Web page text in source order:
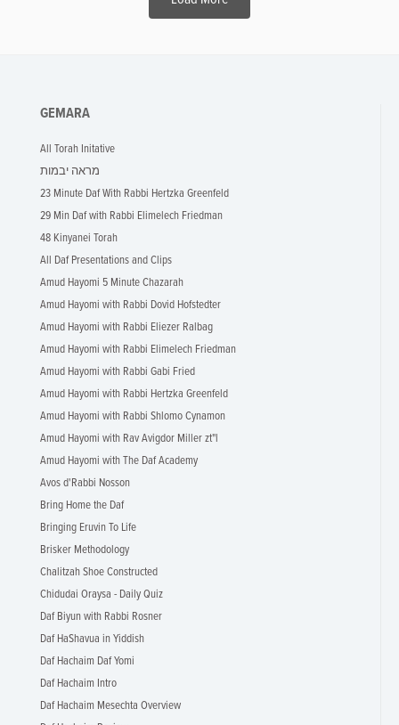
GEMARA
All Torah Initative
מראה יבמות
23 Minute Daf With Rabbi Hertzka Greenfeld
29 Min Daf with Rabbi Elimelech Friedman
48 Kinyanei Torah
All Daf Presentations and Clips
Amud Hayomi 5 Minute Chazarah
Amud Hayomi with Rabbi Dovid Hofstedter
Amud Hayomi with Rabbi Eliezer Ralbag
Amud Hayomi with Rabbi Elimelech Friedman
Amud Hayomi with Rabbi Gabi Fried
Amud Hayomi with Rabbi Hertzka Greenfeld
Amud Hayomi with Rabbi Shlomo Cynamon
Amud Hayomi with Rav Avigdor Miller zt"l
Amud Hayomi with The Daf Academy
Avos d'Rabbi Nosson
Bring Home the Daf
Bringing Eruvin To Life
Brisker Methodology
Chalitzah Shoe Constructed
Chidudai Oraysa - Daily Quiz
Daf Biyun with Rabbi Rosner
Daf HaShavua in Yiddish
Daf Hachaim Daf Yomi
Daf Hachaim Intro
Daf Hachaim Mesechta Overview